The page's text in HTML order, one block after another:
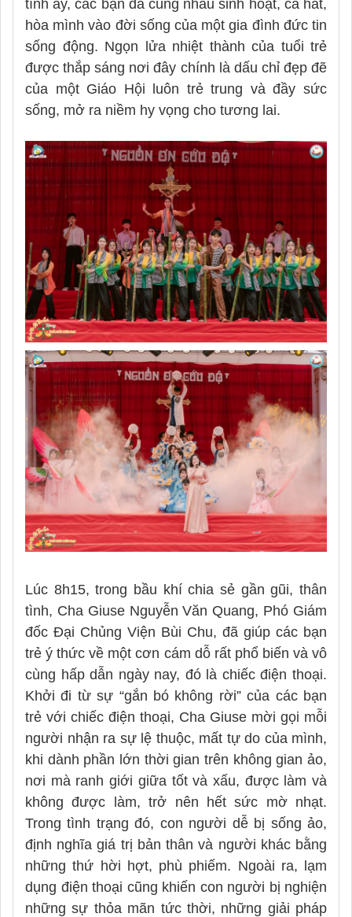
tình ấy, các bạn đã cùng nhau sinh hoạt, ca hát,
hòa mình vào đời sống của một gia đình đức tin
sống động. Ngọn lửa nhiệt thành của tuổi trẻ
được thắp sáng nơi đây chính là dấu chỉ đẹp đẽ
của một Giáo Hội luôn trẻ trung và đầy sức
sống, mở ra niềm hy vọng cho tương lai.
Lúc 8h15, trong bầu khí chia sẻ gần gũi, thân
tình, Cha Giuse Nguyễn Văn Quang, Phó Giám
đốc Đại Chủng Viện Bùi Chu, đã giúp các bạn
trẻ ý thức về một cơn cám dỗ rất phổ biến và vô
cùng hấp dẫn ngày nay, đó là chiếc điện thoại.
Khởi đi từ sự “gắn bó không rời” của các bạn
trẻ với chiếc điện thoại, Cha Giuse mời gọi mỗi
người nhận ra sự lệ thuộc, mất tự do của mình,
khi dành phần lớn thời gian trên không gian ảo,
nơi mà ranh giới giữa tốt và xấu, được làm và
không được làm, trở nên hết sức mờ nhạt.
Trong tình trạng đó, con người dễ bị sống ảo,
định nghĩa giá trị bản thân và người khác bằng
những thứ hời hợt, phù phiếm. Ngoài ra, lạm
dụng điện thoại cũng khiến con người bị nghiện
những sự thỏa mãn tức thời, những giải pháp